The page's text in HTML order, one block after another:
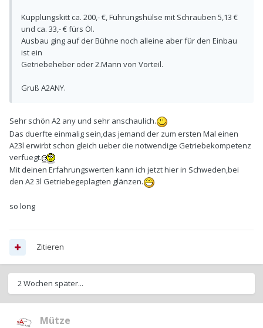
Kupplungskitt ca. 200,- €, Führungshülse mit Schrauben 5,13 €
und ca. 33,- € fürs Öl.
Ausbau ging auf der Bühne noch alleine aber für den Einbau
ist ein
Getriebeheber oder 2.Mann von Vorteil.
Gruß A2ANY.
Sehr schön A2 any und sehr anschaulich.
Das duerfte einmalig sein,das jemand der zum ersten Mal einen
A23l erwirbt schon gleich ueber die notwendige Getriebekompetenz
verfuegt.
Mit deinen Erfahrungswerten kann ich jetzt hier in Schweden,bei
den A2 3l Getriebegeplagten glänzen.
so long
Zitieren
2 Wochen später...
Mütze